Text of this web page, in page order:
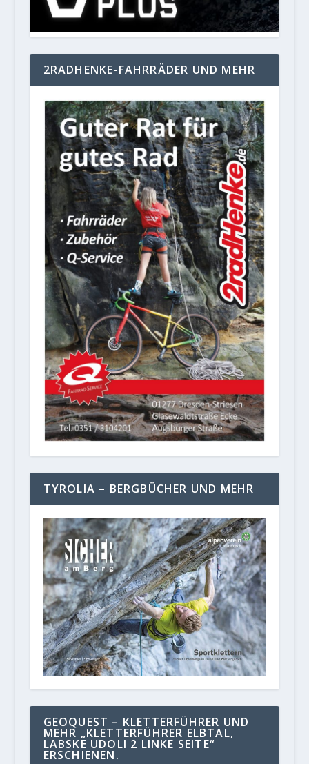
2RADHENKE-FAHRRÄDER UND MEHR
TYROLIA – BERGBÜCHER UND MEHR
GEOQUEST – KLETTERFÜHRER UND
MEHR „KLETTERFÜHRER ELBTAL,
LABSKE UDOLI 2 LINKE SEITE“
ERSCHIENEN.